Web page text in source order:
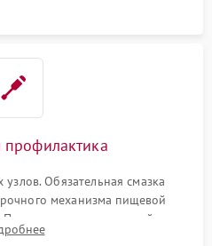
Обязательная смазка
механизма пищевой
Проведение программной
системы от кофейных масел.